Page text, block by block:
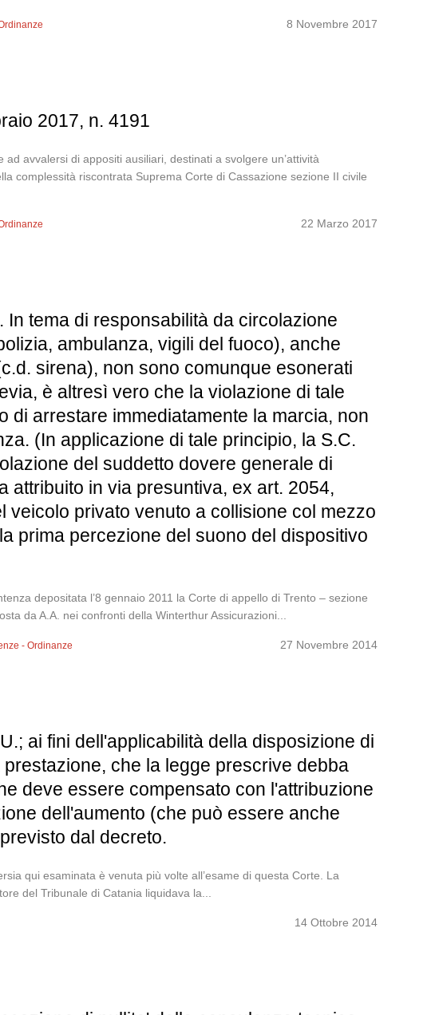
8 Novembre 2017
2017, n. 4191
avvalersi di appositi ausiliari, destinati a svolgere un’attività
complessità riscontrata Suprema Corte di Cassazione sezione II civile
22 Marzo 2017
tema di responsabilità da circolazione
ambulanza, vigili del fuoco), anche
sirena), non sono comunque esonerati
è altresì vero che la violazione di tale
di arrestare immediatamente la marcia, non
(In applicazione di tale principio, la S.C.
del suddetto dovere generale di
attribuito in via presuntiva, ex art. 2054,
privato venuto a collisione col mezzo
prima percezione del suono del dispositivo
depositata l’8 gennaio 2011 la Corte di appello di Trento – sezione
da A.A. nei confronti della Winterthur Assicurazioni...
27 Novembre 2014
- Ordinanze
ai fini dell'applicabilità della disposizione di
che la legge prescrive debba
deve essere compensato con l'attribuzione
dell'aumento (che può essere anche
dal decreto.
qui esaminata è venuta più volte all’esame di questa Corte. La
del Tribunale di Catania liquidava la...
14 Ottobre 2014